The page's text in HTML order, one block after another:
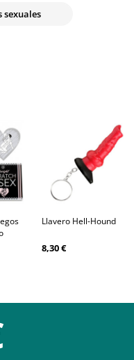
sexuales
Llavero Hell-Hound
8,30 €